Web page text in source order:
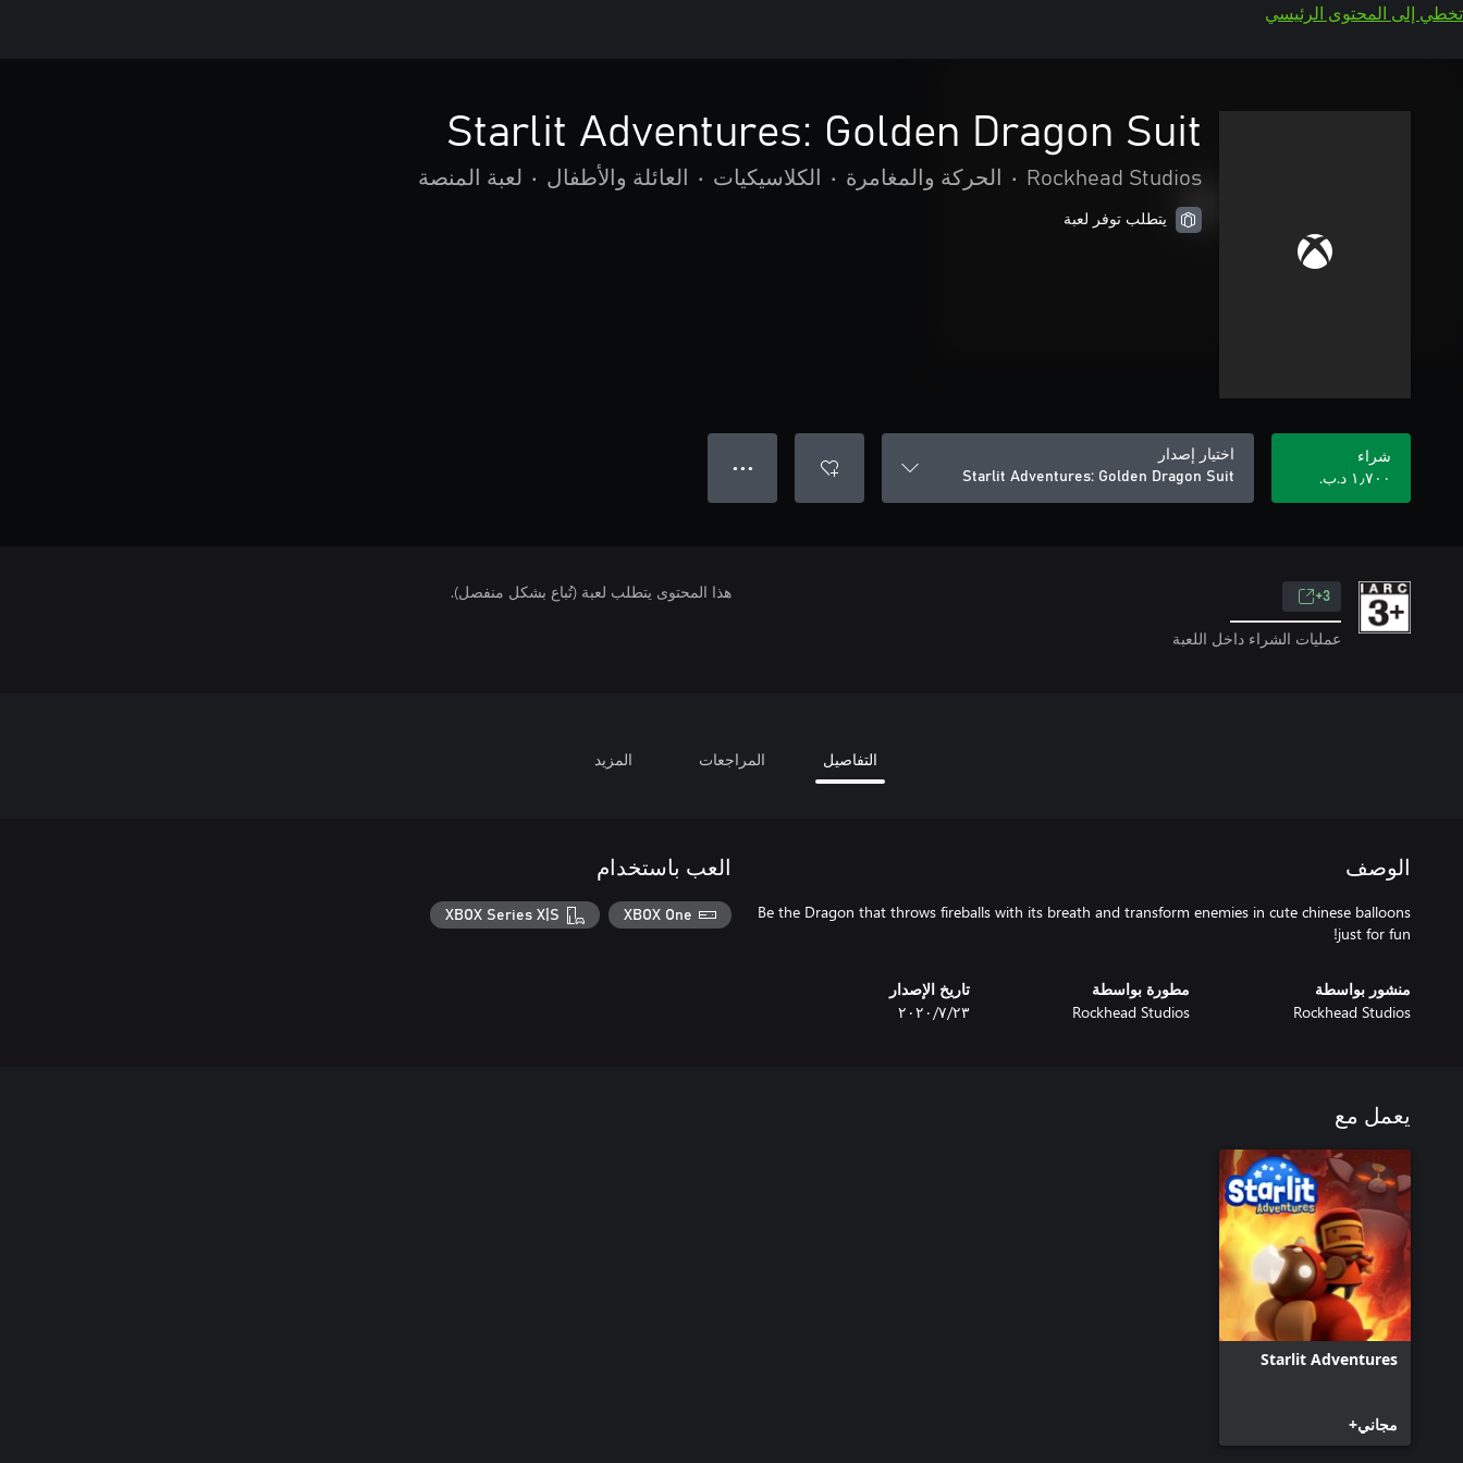
تخطي إلى المحتوى الرئيسي
Starlit Adventures: Golden Dragon Suit
Rockhead Studios
• الحركة والمغامرة • الكلاسيكيات • العائلة والأطفال • لعبة المنصة
يتطلب توفر لعبة
شراء
١٫٧٠٠ د.ب.‏
اختيار إصدار
Starlit Adventures: Golden Dragon Suit
● ● ●
3+
عمليات الشراء داخل اللعبة
هذا المحتوى يتطلب لعبة (تُباع بشكل منفصل).
التفاصيل المراجعات المزيد
الوصف
Be the Dragon that throws fireballs with its breath and transform enemies in cute chinese balloons
just for fun!
منشور بواسطة
Rockhead Studios
مطورة بواسطة
Rockhead Studios
تاريخ الإصدار
٢٣‏/٧‏/٢٠٢٠
العب باستخدام
XBOX One
XBOX Series X|S
يعمل مع
Starlit Adventures
مجاني+